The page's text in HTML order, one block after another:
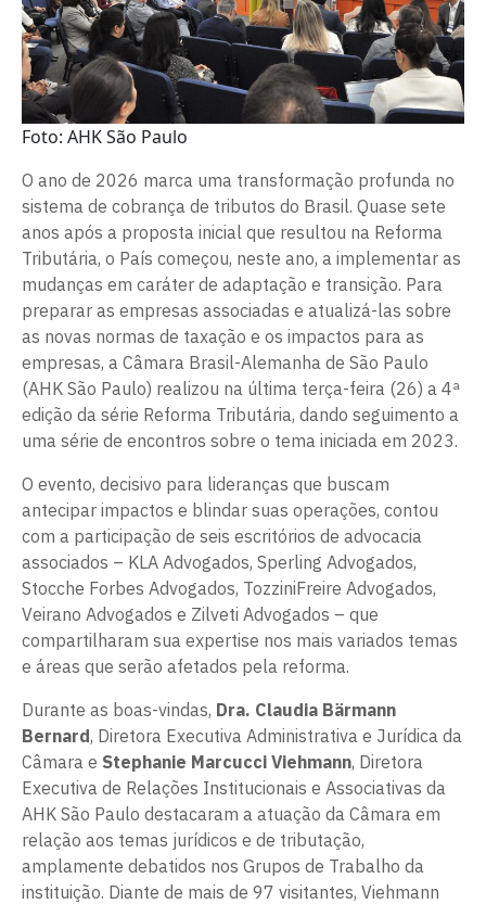
Foto: AHK São Paulo
O ano de 2026 marca uma transformação profunda no
sistema de cobrança de tributos do Brasil. Quase sete
anos após a proposta inicial que resultou na Reforma
Tributária, o País começou, neste ano, a implementar as
mudanças em caráter de adaptação e transição. Para
preparar as empresas associadas e atualizá-las sobre
as novas normas de taxação e os impactos para as
empresas, a Câmara Brasil-Alemanha de São Paulo
(AHK São Paulo) realizou na última terça-feira (26) a 4ª
edição da série Reforma Tributária, dando seguimento a
uma série de encontros sobre o tema iniciada em 2023.
O evento, decisivo para lideranças que buscam
antecipar impactos e blindar suas operações, contou
com a participação de seis escritórios de advocacia
associados – KLA Advogados, Sperling Advogados,
Stocche Forbes Advogados, TozziniFreire Advogados,
Veirano Advogados e Zilveti Advogados – que
compartilharam sua expertise nos mais variados temas
e áreas que serão afetados pela reforma.
Durante as boas-vindas, Dra. Claudia Bärmann
Bernard, Diretora Executiva Administrativa e Jurídica da
Câmara e Stephanie Marcucci Viehmann, Diretora
Executiva de Relações Institucionais e Associativas da
AHK São Paulo destacaram a atuação da Câmara em
relação aos temas jurídicos e de tributação,
amplamente debatidos nos Grupos de Trabalho da
instituição. Diante de mais de 97 visitantes, Viehmann